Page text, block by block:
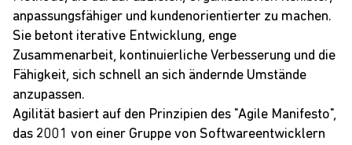
anpassungsfähiger und kundenorientierter zu machen.
Sie betont iterative Entwicklung, enge
Zusammenarbeit, kontinuierliche Verbesserung und die
Fähigkeit, sich schnell an sich ändernde Umstände
anzupassen.
Agilität basiert auf den Prinzipien des "Agile Manifesto",
das 2001 von einer Gruppe von Softwareentwicklern